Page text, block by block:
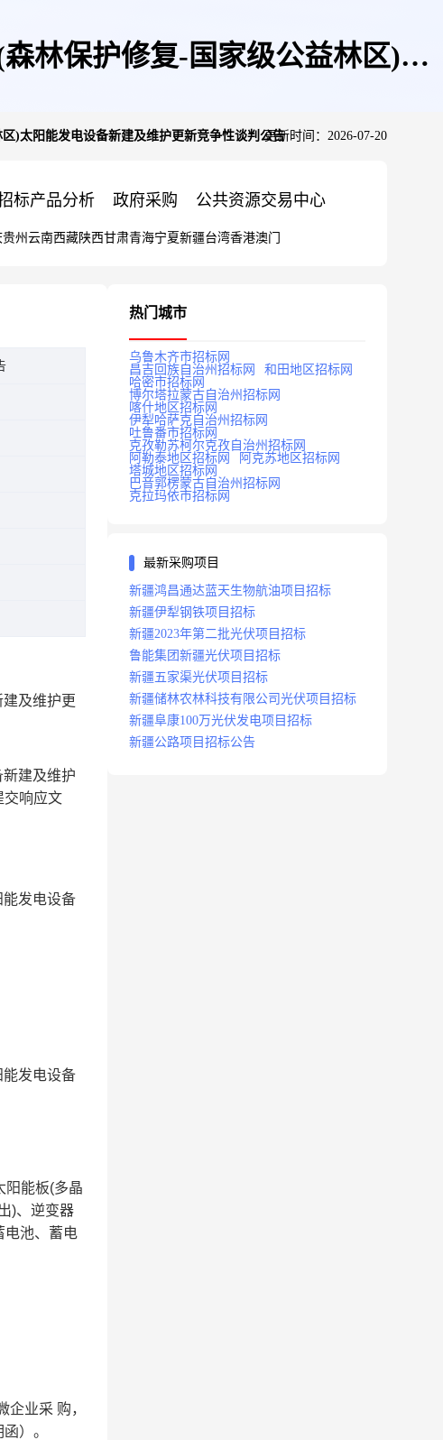
林保护修复-国家级公益林区)太
)太阳能发电设备新建及维护更新竞争性谈判公告更新时间：2026-07-20
标产品分析 政府采购 公共资源交易中心
贵州 云南西藏陕西甘肃青海宁夏新疆台湾香港澳门
及维护更
建及维护
交响应文
发电设备
发电设备
阳能板(多晶
)、逆变器
电池、蓄电
业采 购，
）。
热门城市
乌鲁木齐市招标网
昌吉回族自治州招标网
和田地区招标网
哈密市招标网
博尔塔拉蒙古自治州招标网
喀什地区招标网
伊犁哈萨克自治州招标网
吐鲁番市招标网
克孜勒苏柯尔克孜自治州招标网
阿勒泰地区招标网
阿克苏地区招标网
塔城地区招标网
巴音郭楞蒙古自治州招标网
克拉玛依市招标网
最新采购项目
新疆鸿昌通达蓝天生物航油项目招标
新疆伊犁钢铁项目招标
新疆2023年第二批光伏项目招标
鲁能集团新疆光伏项目招标
新疆五家渠光伏项目招标
新疆储林农林科技有限公司光伏项目招标
新疆阜康100万光伏发电项目招标
新疆公路项目招标公告